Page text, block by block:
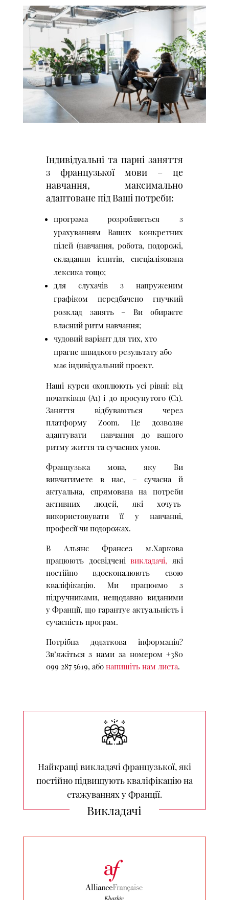
Індивідуальні та парні заняття
з французької мови – це
навчання, максимально
адаптоване під Ваші потреби:
програма розробляється з
урахуванням Ваших конкретних
цілей (навчання, робота, подорожі,
складання іспитів, спеціалізована
лексика тощо;
для слухачів з напруженим
графіком передбачено гнучкий
розклад занять – Ви обираєте
власний ритм навчання;
чудовий варіант для тих, хто
прагне швидкого результату або
має індивідуальний проект.
Наші курси охоплюють усі рівні: від
початківця (А1) і до просунутого (С1).
Заняття відбуваються через
платформу Zoom. Це дозволяє
адаптувати навчання до вашого
ритму життя та сучасних умов.
Французька мова, яку Ви
вивчатимете в нас, – сучасна й
актуальна, спрямована на потреби
активних людей, які хочуть
використовувати її у навчанні,
професії чи подорожах.
В Альянс Франсез м.Харкова
працюють досвідченівикладачі, які
постійно вдосконалюють свою
кваліфікацію. Ми працюємо з
підручниками, нещодавно виданими
у Франції, що гарантує актуальність і
сучасність програм.
Потрібна додаткова інформація?
Зв’яжіться з нами за номером +380
099 287 5619, або напишіть нам листа.
Найкращі викладачі французької, які
постійно підвищують кваліфікацію на
стажуваннях у Франції.
Викладачі